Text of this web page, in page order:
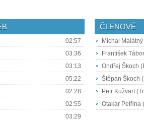
02:57
03:36
03:13
05:22
02:28
02:55
03:29
ČLENOVÉ
Michal
František
Ondřej Škoch
Štěpán Škoch
Petr Kužvart
Otakar Petřina